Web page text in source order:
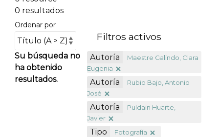
0 resultados
Ordenar por
Su búsqueda no
ha obtenido
resultados.
Filtros activos
Autoría
Maestre Galindo, Clara
Eugenia
Autoría
Rubio Bajo, Antonio
José
Autoría
Puldain Huarte,
Javier
Tipo Fotografía